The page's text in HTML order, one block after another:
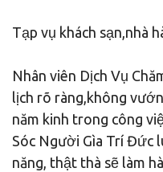
Tạp vụ khách sạn,nhà
Nhân viên Dịch Vụ
lịch rõ ràng,không
năm kinh trong công
Sóc Người Gìa Trí Đức
năng, thật thà sẽ làm